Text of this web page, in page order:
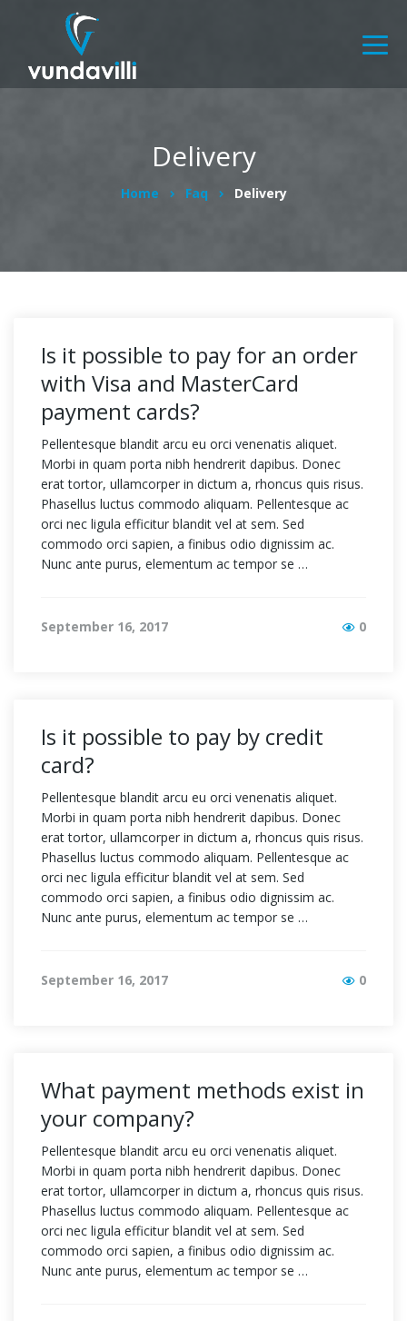
Delivery
Home Faq Delivery
Is it possible to pay for an order
with Visa and MasterCard
payment cards?
Pellentesque blandit arcu eu orci venenatis aliquet.
Morbi in quam porta nibh hendrerit dapibus. Donec
erat tortor, ullamcorper in dictum a, rhoncus quis risus.
Phasellus luctus commodo aliquam. Pellentesque ac
orci nec ligula efficitur blandit vel at sem. Sed
commodo orci sapien, a finibus odio dignissim ac.
Nunc ante purus, elementum ac tempor se …
September 16, 2017 0
Is it possible to pay by credit
card?
Pellentesque blandit arcu eu orci venenatis aliquet.
Morbi in quam porta nibh hendrerit dapibus. Donec
erat tortor, ullamcorper in dictum a, rhoncus quis risus.
Phasellus luctus commodo aliquam. Pellentesque ac
orci nec ligula efficitur blandit vel at sem. Sed
commodo orci sapien, a finibus odio dignissim ac.
Nunc ante purus, elementum ac tempor se …
September 16, 2017 0
What payment methods exist in
your company?
Pellentesque blandit arcu eu orci venenatis aliquet.
Morbi in quam porta nibh hendrerit dapibus. Donec
erat tortor, ullamcorper in dictum a, rhoncus quis risus.
Phasellus luctus commodo aliquam. Pellentesque ac
orci nec ligula efficitur blandit vel at sem. Sed
commodo orci sapien, a finibus odio dignissim ac.
Nunc ante purus, elementum ac tempor se …